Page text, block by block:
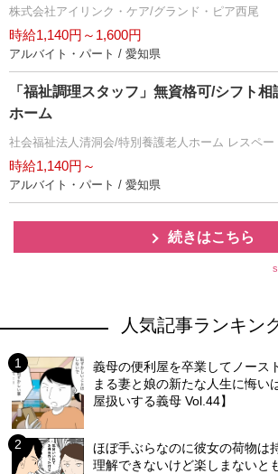
株式会社アイリンク・ケア/グランド・ピア西尾
時給1,140円～1,600円
アルバイト・パート / 愛知県
「福祉調理スタッフ」無資格可/シフト
ホーム
社会福祉法人清洞会/特別養護老人ホーム レスペー
時給1,140円～
アルバイト・パート / 愛知県
続きはこちら
人気記事ランキン
義母の便利屋を卒業してノース
まる妻と娘の新たな人生に悔い
屋扱いする義母 Vol.44】
ほぼ手ぶらなのに彼女の荷物は
理解できないけど楽しまないと